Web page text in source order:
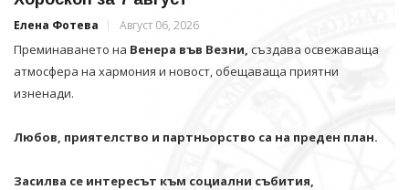
Елена Фотева Август 06, 2026
Преминаването на Венера във Везни, създава освежаваща
атмосфера на хармония и новост, обещаваща приятни
изненади.
Любов, приятелство и партньорство са на преден план.
Засилва се интересът към социални събития,